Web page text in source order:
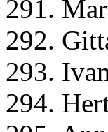
291.
292.
293.
294.